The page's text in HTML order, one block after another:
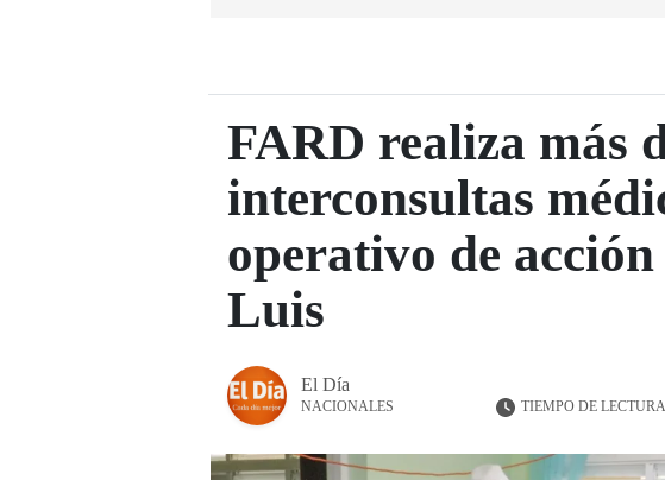
FARD realiza más
interconsultas
operativo de
Luis
El Día
NACIONALES TIEMPO DE